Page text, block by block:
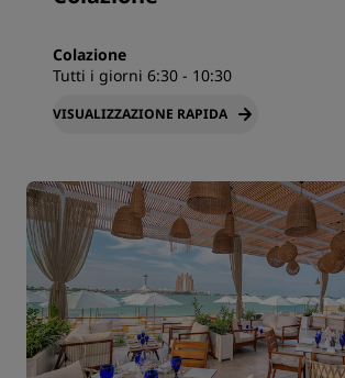
Colazione
Tutti i giorni 6:30 - 10:30
VISUALIZZAZIONE RAPIDA